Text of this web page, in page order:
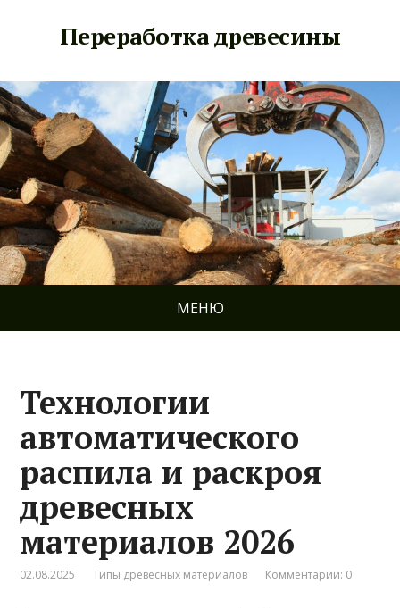
Переработка древесины
МЕНЮ
Технологии
автоматического
распила и раскроя
древесных
материалов 2026
02.08.2025 Типы древесных материалов Комментарии: 0